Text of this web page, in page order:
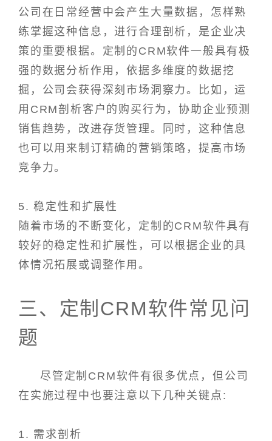
公司在日常经营中会产生大量数据，怎样熟
练掌握这种信息，进行合理剖析，是企业决
策的重要根据。定制的CRM软件一般具有极
强的数据分析作用，依据多维度的数据挖
掘，公司会获得深刻市场洞察力。比如，运
用CRM剖析客户的购买行为，协助企业预测
销售趋势，改进存货管理。同时，这种信息
也可以用来制订精确的营销策略，提高市场
竞争力。
5. 稳定性和扩展性
随着市场的不断变化，定制的CRM软件具有
较好的稳定性和扩展性，可以根据企业的具
体情况拓展或调整作用。
三、定制CRM软件常见问
题
尽管定制CRM软件有很多优点，但公司
在实施过程中也要注意以下几种关键点:
1. 需求剖析